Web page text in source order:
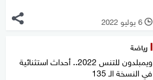
l 6 يوليو 2022
رياضة
ويمبلدون للتنس 2022.. أحداث استثنائية
في النسخة الـ 135